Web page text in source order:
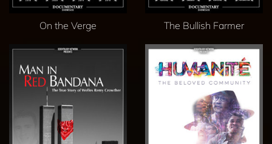
On the Verge The Bullish Farmer